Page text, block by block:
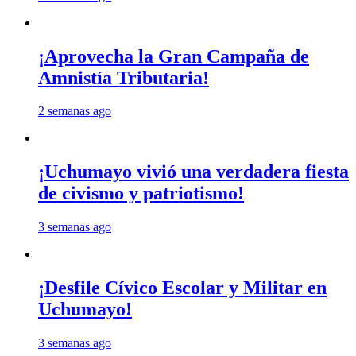
¡Aprovecha la Gran Campaña de
Amnistía Tributaria!
2 semanas ago
¡Uchumayo vivió una verdadera fiesta
de civismo y patriotismo!
3 semanas ago
¡Desfile Cívico Escolar y Militar en
Uchumayo!
3 semanas ago